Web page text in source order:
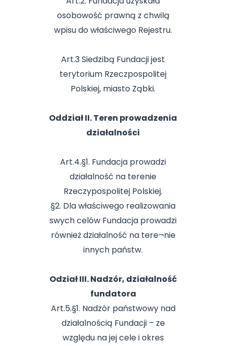
osobowość prawną z chwilą
wpisu do właściwego Rejestru.
Art.3 Siedzibą Fundacji jest
terytorium Rzeczpospolitej
Polskiej, miasto Ząbki.
Oddział II. Teren prowadzenia
działalności
Art.4.§1. Fundacja prowadzi
działalność na terenie
Rzeczypospolitej Polskiej.
§2. Dla właściwego realizowania
swych celów Fundacja prowadzi
również działalność na tere¬nie
innych państw.
Odział III. Nadzór, działalność
fundatora
Art.5.§1. Nadzór państwowy nad
działalnością Fundacji – ze
względu na jej cele i okres